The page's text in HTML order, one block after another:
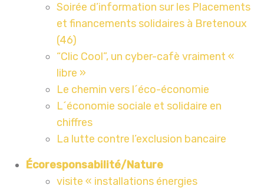
Soirée d’information sur les Placements
et financements solidaires à Bretenoux
(46)
“Clic Cool”, un cyber-cafè vraiment «
libre »
Le chemin vers l´éco-économie
L´économie sociale et solidaire en
chiffres
La lutte contre l’exclusion bancaire
Écoresponsabilité/Nature
visite « installations énergies